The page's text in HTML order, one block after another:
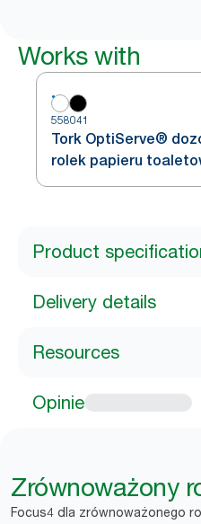
Works with
558041
Tork OptiServe®
rolek papieru
gilzy biały T7
Product
Delivery details
Resources
Opinie
Zrównoważony
Focus4 dla zrównoważonego